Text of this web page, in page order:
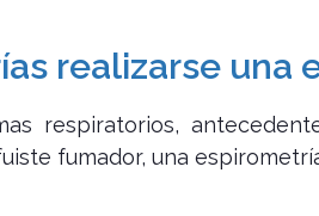
realizarse una
respiratorios,
fumador, una